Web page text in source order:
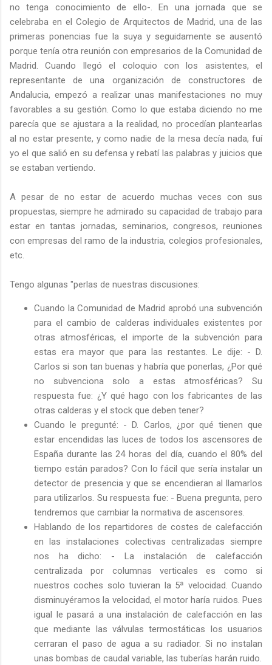
no tenga conocimiento de ello-. En una jornada que se
celebraba en el Colegio de Arquitectos de Madrid, una de las
primeras ponencias fue la suya y seguidamente se ausentó
porque tenía otra reunión con empresarios de la Comunidad de
Madrid. Cuando llegó el coloquio con los asistentes, el
representante de una organización de constructores de
Andalucia, empezó a realizar unas manifestaciones no muy
favorables a su gestión. Como lo que estaba diciendo no me
parecía que se ajustara a la realidad, no procedían plantearlas
al no estar presente, y como nadie de la mesa decía nada, fuí
yo el que salió en su defensa y rebatí las palabras y juicios que
se estaban vertiendo.
A pesar de no estar de acuerdo muchas veces con sus
propuestas, siempre he admirado su capacidad de trabajo para
estar en tantas jornadas, seminarios, congresos, reuniones
con empresas del ramo de la industria, colegios profesionales,
etc.
Tengo algunas "perlas de nuestras discusiones:
Cuando la Comunidad de Madrid aprobó una subvención
para el cambio de calderas individuales existentes por
otras atmosféricas, el importe de la subvención para
estas era mayor que para las restantes. Le dije: - D.
Carlos si son tan buenas y habría que ponerlas, ¿Por qué
no subvenciona solo a estas atmosféricas? Su
respuesta fue: ¿Y qué hago con los fabricantes de las
otras calderas y el stock que deben tener?
Cuando le pregunté: - D. Carlos, ¿por qué tienen que
estar encendidas las luces de todos los ascensores de
España durante las 24 horas del día, cuando el 80% del
tiempo están parados? Con lo fácil que sería instalar un
detector de presencia y que se encendieran al llamarlos
para utilizarlos. Su respuesta fue: - Buena pregunta, pero
tendremos que cambiar la normativa de ascensores.
Hablando de los repartidores de costes de calefacción
en las instalaciones colectivas centralizadas siempre
nos ha dicho: - La instalación de calefacción
centralizada por columnas verticales es como si
nuestros coches solo tuvieran la 5ª velocidad. Cuando
disminuyéramos la velocidad, el motor haría ruidos. Pues
igual le pasará a una instalación de calefacción en las
que mediante las válvulas termostáticas los usuarios
cerraran el paso de agua a su radiador. Si no instalan
unas bombas de caudal variable, las tuberías harán ruido.